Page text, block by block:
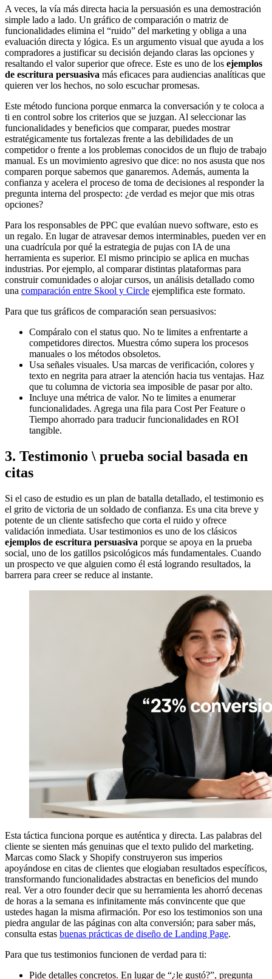
A veces, la vía más directa hacia la persuasión es una demostración
simple lado a lado. Un gráfico de comparación o matriz de
funcionalidades elimina el “ruido” del marketing y obliga a una
evaluación directa y lógica. Es un argumento visual que ayuda a los
compradores a justificar su decisión dejando claras las opciones y
resaltando el valor superior que ofrece. Este es uno de los ejemplos
de escritura persuasiva más eficaces para audiencias analíticas que
quieren ver los hechos, no solo escuchar promesas.
Este método funciona porque enmarca la conversación y te coloca a
ti en control sobre los criterios que se juzgan. Al seleccionar las
funcionalidades y beneficios que comparar, puedes mostrar
estratégicamente tus fortalezas frente a las debilidades de un
competidor o frente a los problemas conocidos de un flujo de trabajo
manual. Es un movimiento agresivo que dice: no nos asusta que nos
comparen porque sabemos que ganaremos. Además, aumenta la
confianza y acelera el proceso de toma de decisiones al responder la
pregunta interna del prospecto: ¿de verdad es mejor que mis otras
opciones?
Para los responsables de PPC que evalúan nuevo software, esto es
un regalo. En lugar de atravesar demos interminables, pueden ver en
una cuadrícula por qué la estrategia de pujas con IA de una
herramienta es superior. El mismo principio se aplica en muchas
industrias. Por ejemplo, al comparar distintas plataformas para
construir comunidades o alojar cursos, un análisis detallado como
una comparación entre Skool y Circle ejemplifica este formato.
Para que tus gráficos de comparación sean persuasivos:
Compáralo con el status quo. No te limites a enfrentarte a
competidores directos. Muestra cómo supera los procesos
manuales o los métodos obsoletos.
Usa señales visuales. Usa marcas de verificación, colores y
texto en negrita para atraer la atención hacia tus ventajas. Haz
que tu columna de victoria sea imposible de pasar por alto.
Incluye una métrica de valor. No te limites a enumerar
funcionalidades. Agrega una fila para Cost Per Feature o
Tiempo ahorrado para traducir funcionalidades en ROI
tangible.
3. Testimonio \ prueba social basada en
citas
Si el caso de estudio es un plan de batalla detallado, el testimonio es
el grito de victoria de un soldado de confianza. Es una cita breve y
potente de un cliente satisfecho que corta el ruido y ofrece
validación inmediata. Usar testimonios es uno de los clásicos
ejemplos de escritura persuasiva porque se apoya en la prueba
social, uno de los gatillos psicológicos más fundamentales. Cuando
un prospecto ve que alguien como él está logrando resultados, la
barrera para creer se reduce al instante.
Esta táctica funciona porque es auténtica y directa. Las palabras del
cliente se sienten más genuinas que el texto pulido del marketing.
Marcas como Slack y Shopify construyeron sus imperios
apoyándose en citas de clientes que elogiaban resultados específicos,
transformando funcionalidades abstractas en beneficios del mundo
real. Ver a otro founder decir que su herramienta les ahorró decenas
de horas a la semana es infinitamente más convincente que que
ustedes hagan la misma afirmación. Por eso los testimonios son una
piedra angular de las páginas con alta conversión; para saber más,
consulta estas buenas prácticas de diseño de Landing Page.
Para que tus testimonios funcionen de verdad para ti:
Pide detalles concretos. En lugar de “¿le gustó?”, pregunta